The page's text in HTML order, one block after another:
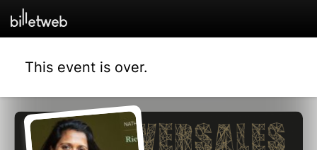
This event is over.